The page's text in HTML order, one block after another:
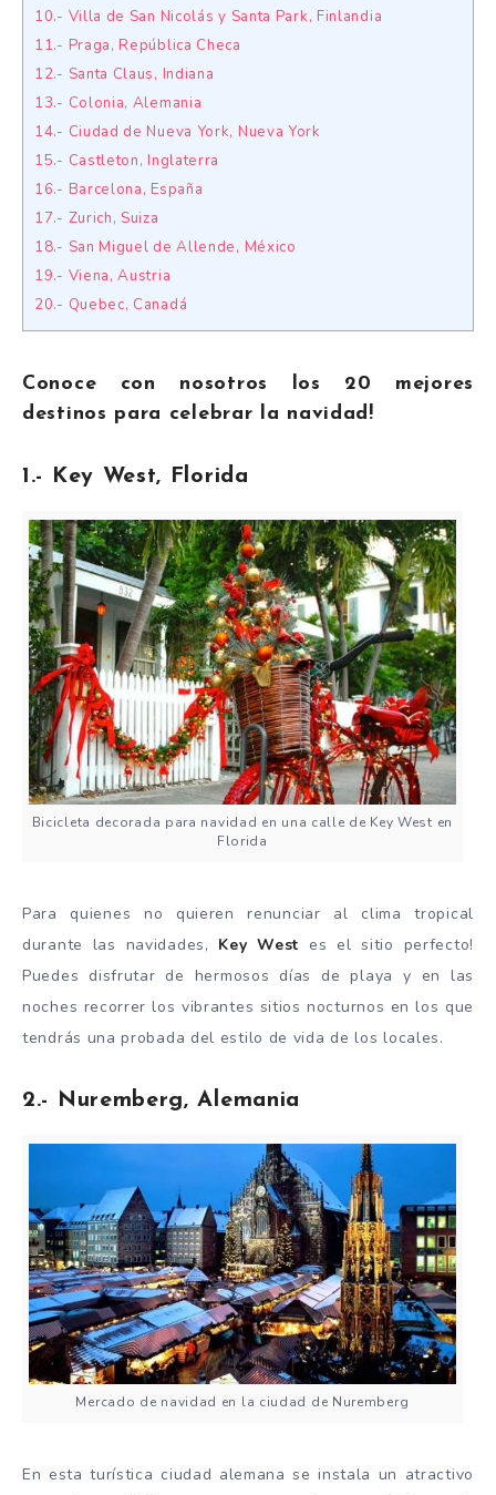
10.- Villa de San Nicolás y Santa Park, Finlandia
11.- Praga, República Checa
12.- Santa Claus, Indiana
13.- Colonia, Alemania
14.- Ciudad de Nueva York, Nueva York
15.- Castleton, Inglaterra
16.- Barcelona, España
17.- Zurich, Suiza
18.- San Miguel de Allende, México
19.- Viena, Austria
20.- Quebec, Canadá
Conoce con nosotros los 20 mejores
destinos para celebrar la navidad!
1.- Key West, Florida
Bicicleta decorada para navidad en una calle de Key West en
Florida
Para quienes no quieren renunciar al clima tropical
durante las navidades, Key West es el sitio perfecto!
Puedes disfrutar de hermosos días de playa y en las
noches recorrer los vibrantes sitios nocturnos en los que
tendrás una probada del estilo de vida de los locales.
2.- Nuremberg, Alemania
Mercado de navidad en la ciudad de Nuremberg
En esta turística ciudad alemana se instala un atractivo